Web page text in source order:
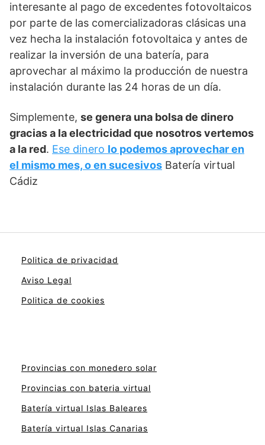
interesante al pago de excedentes fotovoltaicos
por parte de las comercializadoras clásicas una
vez hecha la instalación fotovoltaica y antes de
realizar la inversión de una batería, para
aprovechar al máximo la producción de nuestra
instalación durante las 24 horas de un día.
Simplemente, se genera una bolsa de dinero
gracias a la electricidad que nosotros vertemos
a la red. Ese dinero lo podemos aprovechar en
el mismo mes, o en sucesivos Batería virtual
Cádiz
Politica de privacidad
Aviso Legal
Politica de cookies
Provincias con monedero solar
Provincias con bateria virtual
Batería virtual Islas Baleares
Batería virtual Islas Canarias